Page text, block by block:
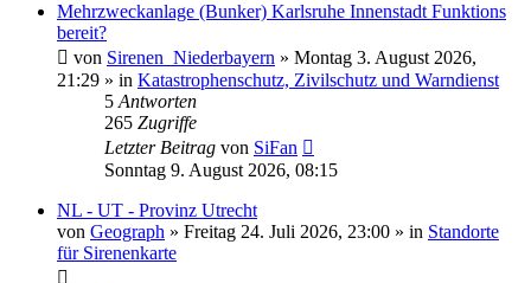
Mehrzweckanlage (Bunker) Karlsruhe Innenstadt Funktions
bereit?
von Sirenen_Niederbayern » Montag 3. August 2026,
21:29 » in Katastrophenschutz, Zivilschutz und Warndienst
5 Antworten
265 Zugriffe
Letzter Beitrag von SiFan
Sonntag 9. August 2026, 08:15
NL - UT - Provinz Utrecht
von Geograph » Freitag 24. Juli 2026, 23:00 » in Standorte
für Sirenenkarte